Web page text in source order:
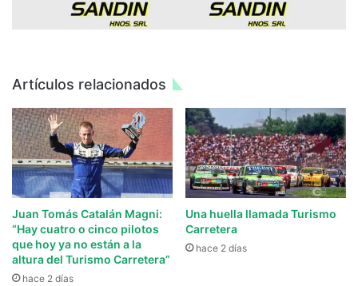
Artículos relacionados
Juan Tomás Catalán Magni:
“Hay cuatro o cinco pilotos
que hoy ya no están a la
altura del Turismo Carretera”
hace 2 días
Una huella llamada Turismo
Carretera
hace 2 días